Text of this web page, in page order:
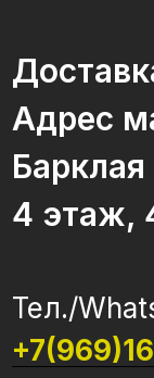
Адрес
4 этаж,
Тел./